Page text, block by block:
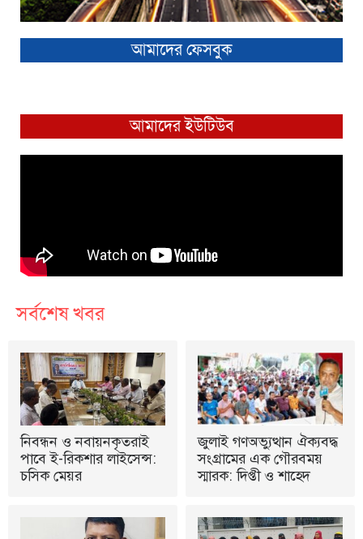
আমাদের ফেসবুক
আমাদের ইউটিউব
সর্বশেষ খবর
নিবন্ধন ও নবায়নকৃতরাই
পাবে ই-রিকশার লাইসেন্স:
চসিক মেয়র
জুলাই গণঅভ্যুত্থান ঐক্যবদ্ধ
সংগ্রামের এক গৌরবময়
স্মারক: দিপ্তী ও শাহেদ